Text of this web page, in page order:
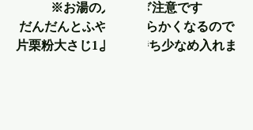
※お湯の入れすぎ注意です
だんだんとふやけて柔らかくなるので
片栗粉大さじ1より気持ち少なめ入れま